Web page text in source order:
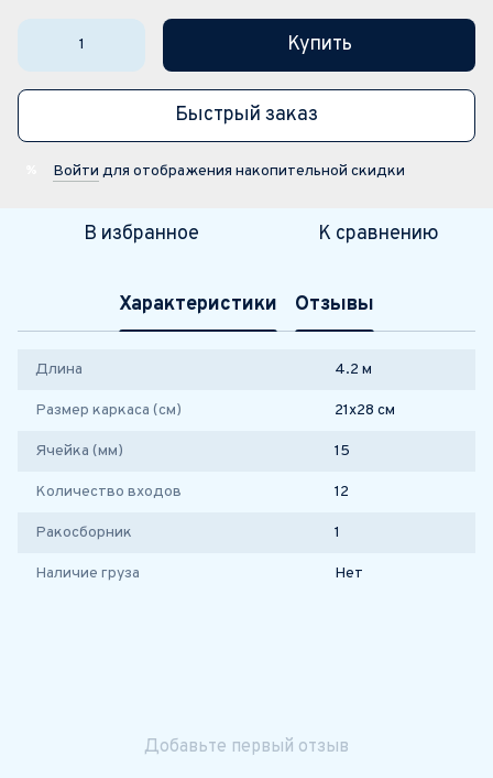
Купить
Быстрый заказ
Войти для отображения накопительной скидки
В избранное К сравнению
Характеристики Отзывы
Длина 4.2 м
Размер каркаса (см) 21х28 см
Ячейка (мм) 15
Количество входов 12
Ракосборник 1
Наличие груза Нет
Добавьте первый отзыв